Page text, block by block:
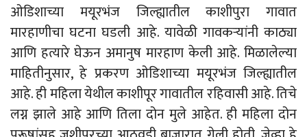
ओडिशाच्या मयूरभंज जिल्ह्यातील काशीपुरा गावात
मारहाणीचा घटना घडली आहे. यावेळी गावकऱ्यांनी काठ्या
आणि हत्यारे घेऊन अमानुष मारहाण केली आहे. मिळालेल्या
माहितीनुसार, हे प्रकरण ओडिशाच्या मयूरभंज जिल्ह्यातील
आहे. ही महिला येथील काशीपूर गावातील रहिवासी आहे. तिचे
लग्न झाले आहे आणि तिला दोन मुले आहेत. ही महिला दोन